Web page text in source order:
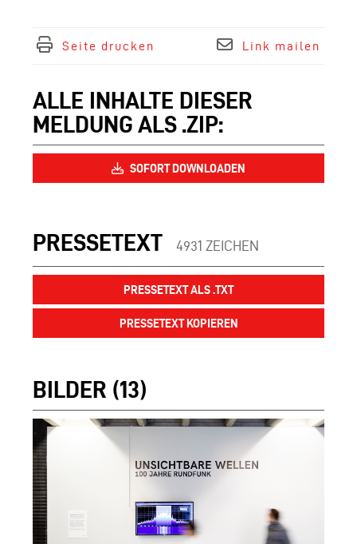
Seite drucken Link mailen
ALLE INHALTE DIESER
MELDUNG ALS .ZIP:
SOFORT DOWNLOADEN
PRESSETEXT 4931 ZEICHEN
PRESSETEXT ALS .TXT
PRESSETEXT KOPIEREN
BILDER (13)